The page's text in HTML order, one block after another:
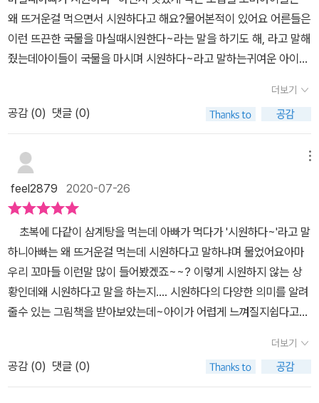
의 우수성, 독창성에 대해 알고 있다고 생각했는데이렇게 다양한 표
현을 구사할 수 있다고 정리해 보니 더 자랑스러워지네요.평소에도
한글을 바르고 정확하게 사용하려고 관심을 가져야 할 것 같아
비한 어른 말 사전 / 다비드 칼리 글 / 노에미 볼라 그림 / 황연재 역 /
책빛모모모모모 / 밤코 / 향말들이 사는 나라 / 윤여림 글 / 최미란 그
림 / 스콜라삶은 달걀 / 이루리 글 / 나명남 그림 / 북극곰고구마구마
/ 사이다 / 반달똑똑해지는 약 / 마크 서머셋 글 / 로완 서머셋 그림 /
이순영 역 / 북극곰(주관적인 책 목록이니 나와 다를 수도 있구나라고
생각해 주세요.) - 출판사 발견 그림책 - 출판사 발견은 키즈
엠의 국내 창작 그림책 브랜드이지요.<시원한 책>까지 모두 여덟 권
의 그림책이 출간되었네요.여름을 떠올리게 하는 <식혜>, <여름맛>,
<시원한 책>까지 세 권의 그림책이 있네요.출판사 발견의 첫 번째 그
림책이기도 한 <식혜>에 포스팅이 있어요.<식혜>의 그림 작업은 <
시원한 책>의 그림작가이신 민승지 작가님이 하셨지요.<식혜> 포스
팅 : https://blog.naver.com/shj0033/221560594998 ​행복
~ 시원하다! 하게 되는 그 맛! ^^​아이들은 당연히 이해하기 어렵죠.그
건 그냥 뜨거운 거니까요. ^^​그래서 저도 아이에게 설명을 하다가 포
기했습니다. 그건 겪어 봐야 아는 거니까요. ^^그냥 어른들은 이럴 때
도 시원하다고 느낀다고만 해주었지요. ^^​근데 뒤로 가면 또 아이들
이 이해할 수 있는 시원함이 또 등장한답니다. ^^바람이 불어 시원하
거나, 얼음물을 마셔서 시원한 게 아니라도시원하다고 느끼게 되는
한 번은 울어대는 울보 둘째는실컷 울고 났을 때의 시원함에 공감을
하더라고요. ^^​ 그리고 온 가족이 모두 공감한 상황은~ ^^ㅋㅋㅋㅋㅋ
ㅋㅋㅋ배설의 시원함이죠 ^^​둘째가 엄마랑 같이 뒷부분을 읽고 나더
니 '아 그렇네, 진짜 시원한 게 아닐 때도 시원하다고 할 수 있구나! 신
기하네!'라고 해주더라고요. ^^​책을 보면서 둘째와 제가 하도 웃으면
서 봤더니첫째도 은근슬쩍 끼어서 같이 책을 보게 됐는데요. ^^한바
탕 시원하게 웃으면서 책을 보았던 즐거운 시간이었습니다. ^^​사실
이런 말장난 같기도 하고, 유모 같기도 한 상황들.알면서도 놓치기 쉬
라 달리 쓰일 수 있다는 걸 알아가는 것도, 아이들의 언어생활을 더욱
풍성하게 해줄 것 같아요. ^^
왜 뜨거운걸 먹으면서 시원하다고 해요?물어본적이 있어요 어른들은
이런 뜨끈한 국물을 마실때시원한다~라는 말을 하기도 해, 라고 말해
줬는데아이들이 국물을 마시며 시원하다~라고 말하는귀여운 아이들
다는 말이 일상생활에서 정말다양하게 쓰이는것같아요.​‘시원하다’에
담긴 여러 의미를 한권의 책으로 만나볼수있는 <시원한 책>이 출간
되었습니다.​ 시원한 책의 표지를 이렇게 쫙 펼쳐서 봐야해요.표지의
한 소녀가 선풍기 바람이 쐬며 익살스러운 표정을 짓고있어요.그런데
모두 더운 여름에 즐겨 먹는 아주 시원한 디저트들이네요.바람쐬는
소녀는 무척이나 시원할것같아요.곁에 있는 강아지도 무척 만족스러
운 표정이네요.표지만봐도 어떤 이야기가 나올지정말 기대가 됩니다.
그럼 책장을 열어볼까요? ​카하, 시원하다​무더운 여름날 제일 생각
나는 얼음동동 얼음물!얼음물 한잔이면 시원하다가 절로 나오지요.요
즘같은 날씨에는 얼음물이 필수에요.​ 하아, 시원하다. 너도 들어와
봐.​크흐. 이거 아시죠?뜨끈한 물에 몸을 푹 담그고 있으면아 시원하
다. 절로 나오잖아요.아이들은 아직 모르는 어른들만이 아는요 시원
함! 아이가 거짓말하고 외치는게 당연한거겠죠?​ 거기 말고, 거기....
더보기
공감 (0) 댓글 (0)
feel2879 2020-07-26
초복에 다같이 삼계탕을 먹는데 아빠가 먹다가 '시원하다~'라고 말
하니아빠는 왜 뜨거운걸 먹는데 시원하다고 말하냐며 물었어요아마
우리 꼬마들 이런말 많이 들어봤겠죠~~? 이렇게 시원하지 않는 상
황인데왜 시원하다고 말을 하는지.... 시원하다의 다양한 의미를 알려
줄수 있는 그림책을 받아보았는데~아이가 어렵게 느껴질지쉽다고
셨을때,선풍기바람을 쐬었을때,따듯한 국물을 먹었을때,비가 내릴때,
가려운 등을 긁었을때 등등~~ 우리 아이에게 어떨때 또 시원한 느낌
이 들었냐고 물으니팥빙수를 먹었을때~~라고 말하기도 하구요수영
더보기
공감 (0) 댓글 (0)